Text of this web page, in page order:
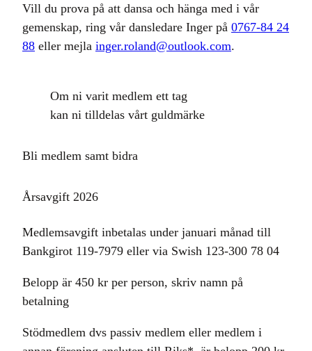
Vill du prova på att dansa och hänga med i vår
gemenskap, ring vår dansledare Inger på 0767-84 24
88 eller mejla inger.roland@outlook.com.
Om ni varit medlem ett tag
kan ni tilldelas vårt guldmärke
Bli medlem samt bidra
Årsavgift 2026
Medlemsavgift inbetalas under januari månad till
Bankgirot 119-7979 eller via Swish 123-300 78 04
Belopp är 450 kr per person, skriv namn på
betalning
Stödmedlem dvs passiv medlem eller medlem i